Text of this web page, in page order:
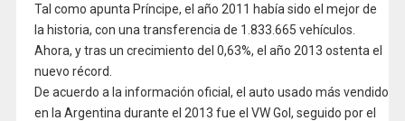
Tal como apunta Príncipe, el año 2011 había sido el mejor de
la historia, con una transferencia de 1.833.665 vehículos.
Ahora, y tras un crecimiento del 0,63%, el año 2013 ostenta el
nuevo récord.
De acuerdo a la información oficial, el auto usado más vendido
en la Argentina durante el 2013 fue el VW Gol, seguido por el